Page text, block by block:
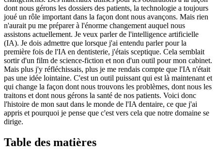
dont nous gérons les dossiers des patients, la technologie a toujours
joué un rôle important dans la façon dont nous avançons. Mais rien
n'aurait pu me préparer à l'énorme changement auquel nous
assistons actuellement. Je veux parler de l'intelligence artificielle
(IA). Je dois admettre que lorsque j'ai entendu parler pour la
première fois de l'IA en dentisterie, j'étais sceptique. Cela semblait
sortir d'un film de science-fiction et non d'un outil pour mon cabinet.
Mais plus j'y réfléchissais, plus je me rendais compte que l'IA n'était
pas une idée lointaine. C'est un outil puissant qui est là maintenant et
qui change la façon dont nous trouvons les problèmes, dont nous les
traitons et dont nous gérons la santé de nos patients. Voici donc
l'histoire de mon saut dans le monde de l'IA dentaire, ce que j'ai
appris et pourquoi je pense que c'est vers cela que notre domaine se
dirige.
Table des matières